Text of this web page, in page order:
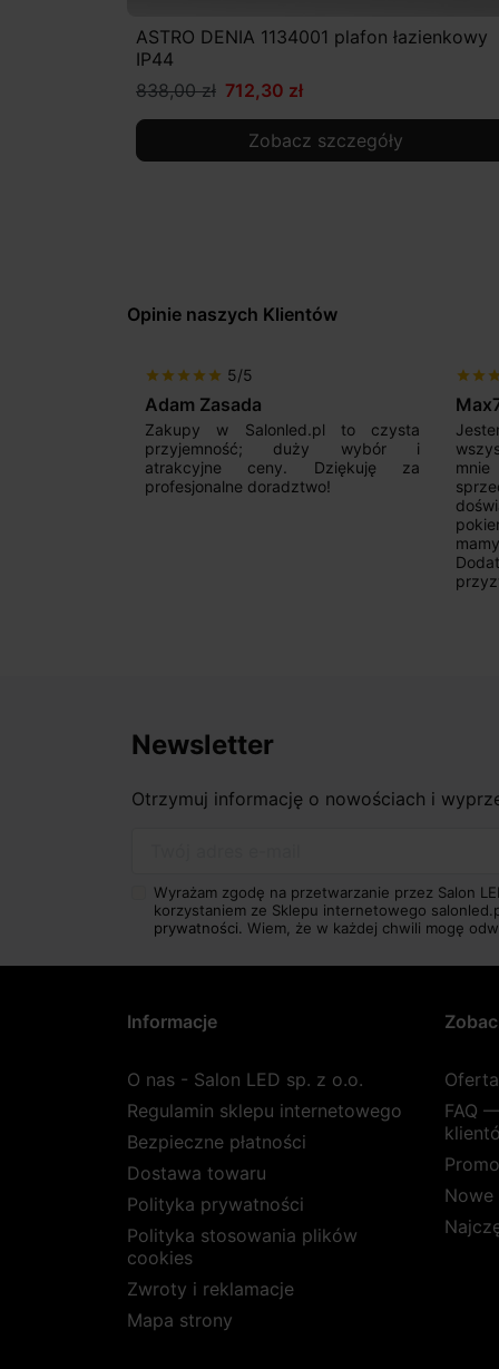
ASTRO DENIA 1134001 plafon łazienkowy
IP44
838,00 zł 712,30 zł
Zobacz szczegóły
Opinie naszych Klientów
star star star star star 5/5
Adam Zasada
Zakupy w Salonled.pl to czysta
przyjemność; duży wybór i
atrakcyjne ceny. Dziękuję za
profesjonalne doradztwo!
star star
Newsletter
Otrzymuj informację o nowościach i
Wyrażam zgodę na przetwarzanie przez Salon
korzystaniem ze Sklepu internetowego
prywatności. Wiem, że w każdej chwili mogę
Informacje
O nas - Salon LED sp. z o.o.
Regulamin sklepu internetowego
Bezpieczne płatności
Dostawa towaru
Polityka prywatności
Polityka stosowania plików
cookies
Zwroty i reklamacje
Mapa strony
FAQ